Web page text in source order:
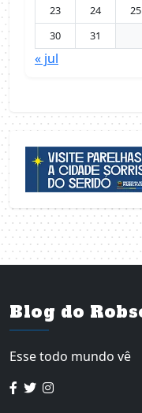
23
24 25
30
31
« jul
Blog do
Esse todo mundo vê